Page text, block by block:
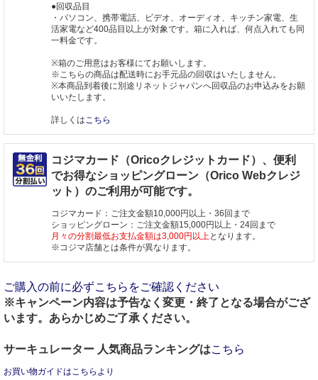
●回収品目
・パソコン、携帯電話、ビデオ、オーディオ、キッチン家電、生
活家電など400品目以上が対象です。箱に入れば、何点入れても同
一料金です。
※箱のご用意はお客様にてお願いします。
※こちらの商品は配送時にお手元品の回収はいたしません。
※本商品到着後に別途リネットジャパンへ回収品のお申込みをお願
いいたします。
詳しくはこちら
コジマカード（Oricoクレジットカード）、便利
でお得なショッピングローン（Orico Webクレジ
ット）のご利用が可能です。
コジマカード：ご注文金額10,000円以上・36回まで
ショッピングローン：ご注文金額15,000円以上・24回まで
月々の分割最低お支払金額は3,000円以上となります。
※コジマ店舗とは条件が異なります。
ご購入の前に必ずこちらをご確認ください
※キャンペーン内容は予告なく変更・終了となる場合がござ
います。あらかじめご了承ください。
サーキュレーター 人気商品ランキングはこちら
お買い物ガイドはこちらより